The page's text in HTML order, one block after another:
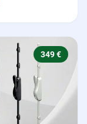
349 €